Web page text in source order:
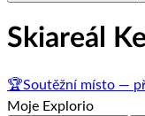
Skiareál
🏆Soutěžní místo —
Moje Explorio